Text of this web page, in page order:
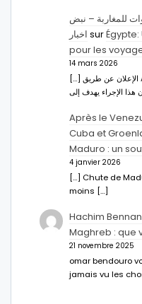
للمغاربة – نبض
اخبار sur
pour les
14 mars 2026
[…] الإعلان عن طريق Ahmed Abdel-Latifسفير مصر بالرباط.
Après le
Cuba et
Maduro : un
4 janvier 2026
[…] Chute de
moins […]
Hachim
Maghreb : que
21 novembre 2025
omar bendouro
jamais vu les